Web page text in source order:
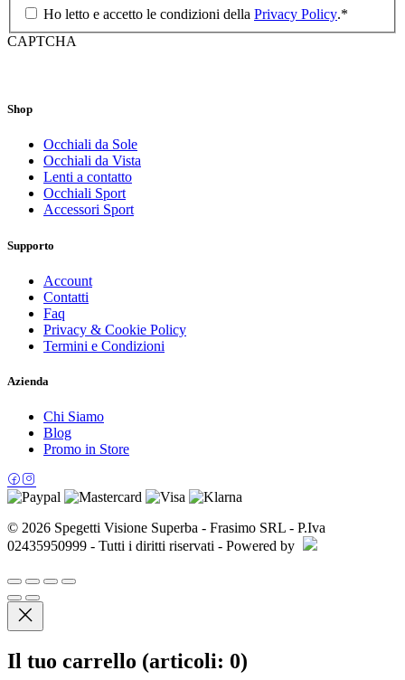
Ho letto e accetto le condizioni della Privacy Policy.*
CAPTCHA
Shop
Occhiali da Sole
Occhiali da Vista
Lenti a contatto
Occhiali Sport
Accessori Sport
Supporto
Account
Contatti
Faq
Privacy & Cookie Policy
Termini e Condizioni
Azienda
Chi Siamo
Blog
Promo in Store
© 2026 Spegetti Visione Superba - Frasimo SRL - P.Iva
02435950999 - Tutti i diritti riservati - Powered by
Il tuo carrello (articoli: 0)